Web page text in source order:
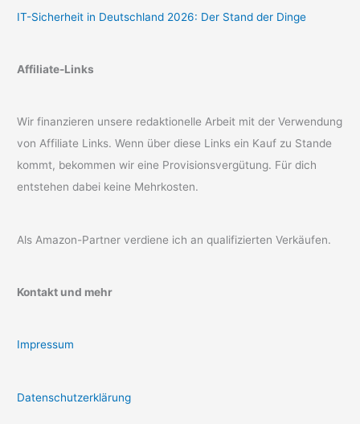
IT-Sicherheit in Deutschland 2026: Der Stand der Dinge
Affiliate-Links
Wir finanzieren unsere redaktionelle Arbeit mit der Verwendung
von Affiliate Links. Wenn über diese Links ein Kauf zu Stande
kommt, bekommen wir eine Provisionsvergütung. Für dich
entstehen dabei keine Mehrkosten.
Als Amazon-Partner verdiene ich an qualifizierten Verkäufen.
Kontakt und mehr
Impressum
Datenschutzerklärung